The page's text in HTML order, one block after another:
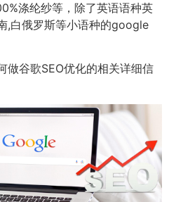
涤纶纱等，除了英语语种英
,白俄罗斯等小语种的google
做谷歌SEO优化的相关详细信